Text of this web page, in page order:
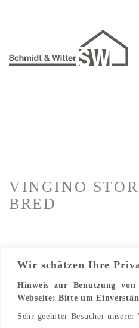
Wir schätzen Ihre
Hinweis zur Benutzung
Webseite: Bitte um
Sehr geehrter Besucher unserer
VINGINO
BRED
Trockenbau
Adresse